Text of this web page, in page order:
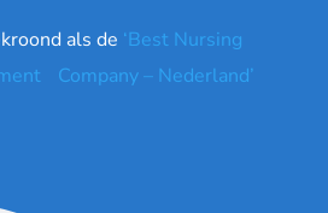
als de ‘Best Nursing
Company – Nederland’